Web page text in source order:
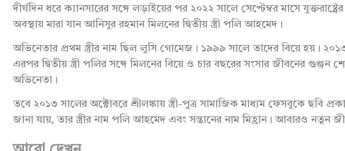
দীর্ঘদিন ধরে ক্যানসারের সঙ্গে লড়াইয়ের পর ২০২২ সালে সেপ্টেম্বর মাসে
অবস্থায় মারা যান আনিসুর রহমান মিলনের দ্বিতীয় স্ত্রী পলি আহমেদ।
অভিনেতার প্রথম স্ত্রীর নাম ছিল লুসি গোমেজ। ১৯৯৯ সালে তাদের বিয়ে হয়।
এরপর দ্বিতীয় স্ত্রী পলির সঙ্গে মিলনের বিয়ে ও চার বছরের সংসার জীবনের
অভিনেতা।
তবে ২০১৩ সালের অক্টোবরে শ্রীলঙ্কায় স্ত্রী-পুত্র সামাজিক মাধ্যম ফেসবুকে ছবি
জানা যায়, তার স্ত্রীর নাম পলি আহমেদ এবং সন্তানের নাম মিহ্রান। আবারও নতুন